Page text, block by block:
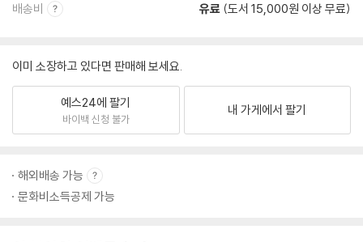
배송비 유료 (도서 15,000원 이상 무료)
이미 소장하고 있다면 판매해 보세요.
예스24에 팔기
바이백 신청 불가
내 가게에서 팔기
해외배송 가능
문화비소득공제 가능